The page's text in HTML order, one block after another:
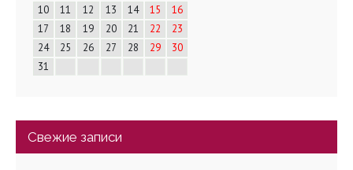
10
11 12 13 14 15
16
17
18 19 20 21 22
23
24
25 26 27 28 29
30
31
Свежие записи